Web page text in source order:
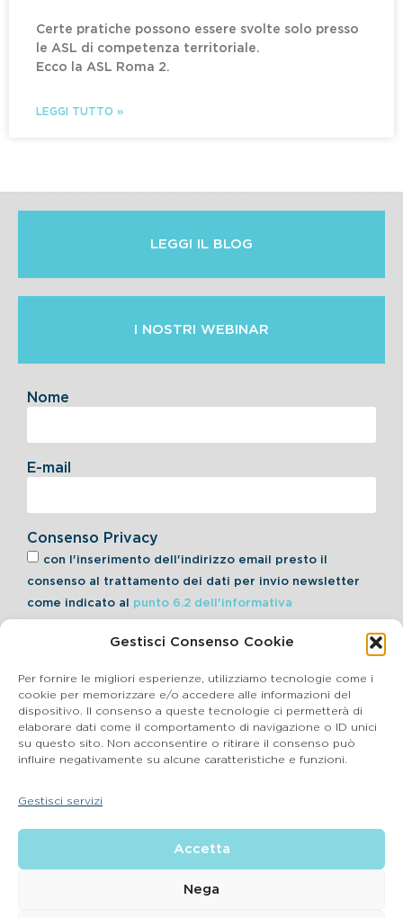
Gestisci Consenso Cookie
Per fornire le migliori esperienze, utilizziamo tecnologie come i
cookie per memorizzare e/o accedere alle informazioni del
dispositivo. Il consenso a queste tecnologie ci permetterà di
elaborare dati come il comportamento di navigazione o ID unici
su questo sito. Non acconsentire o ritirare il consenso può
influire negativamente su alcune caratteristiche e funzioni.
Gestisci servizi
Accetta
Nega
Certe pratiche possono essere svolte solo presso
le ASL di competenza territoriale.
Ecco la ASL Roma 2.
LEGGI TUTTO »
LEGGI IL BLOG
I NOSTRI WEBINAR
Consenso Privacy
con l'inserimento dell'indirizzo email presto il
consenso al trattamento dei dati per invio newsletter
come indicato al punto 6.2 dell'informativa
Nome
E-mail
Iscriviti alla Newsletter
Cookie Policy
P.IVA 03864990134 SDI:SUBM70N REA: BS – 602533 – Capitale
sociale deliberato 34,732.500, i.v. –
| Email: